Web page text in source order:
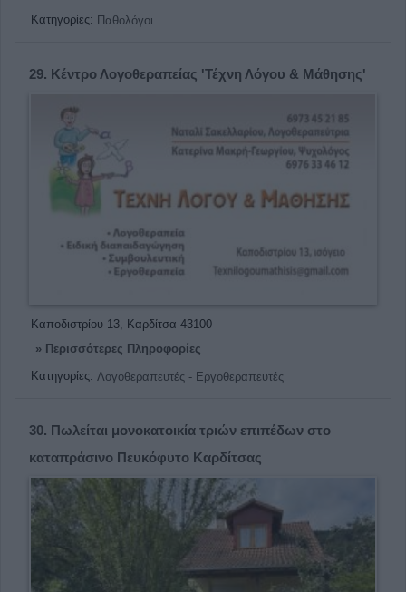
Κατηγορίες: Παθολόγοι
29. Κέντρο Λογοθεραπείας 'Τέχνη Λόγου & Μάθησης'
Καποδιστρίου 13, Καρδίτσα 43100
» Περισσότερες Πληροφορίες
Κατηγορίες: Λογοθεραπευτές - Εργοθεραπευτές
30. Πωλείται μονοκατοικία τριών επιπέδων στο
καταπράσινο Πευκόφυτο Καρδίτσας